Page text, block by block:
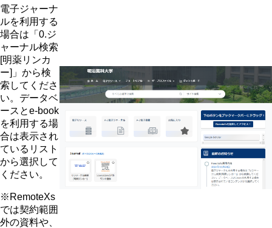
電子ジャーナ
ルを利用する
場合は「0.ジ
ャーナル検索
[明薬リンカ
ー]」から検
索してくださ
い。データベ
ースとe-book
を利用する場
合は表示され
ているリスト
から選択して
ください。
※RemoteXs
では契約範囲
外の資料や、